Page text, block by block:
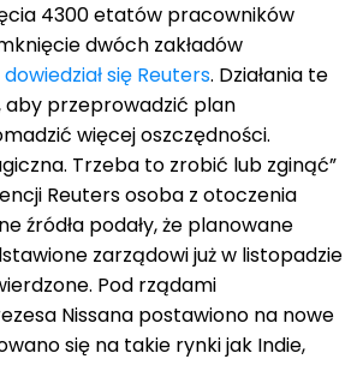
4300 etatów pracowników
dwóch zakładów
dowiedział się Reuters. Działania te
przeprowadzić plan
więcej oszczędności.
Trzeba to zrobić lub zginąć”
Reuters osoba z otoczenia
źródła podały, że planowane
zarządowi już w listopadzie
Pod rządami
Nissana postawiono na nowe
się na takie rynki jak Indie,